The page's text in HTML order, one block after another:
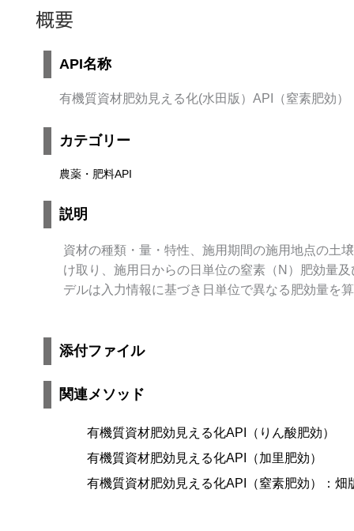
概要
API名称
有機質資材肥効見える化(水田版）API（窒素肥効）
カテゴリー
農薬・肥料API
説明
資材の種類・量・特性、施用期間の施用地点の土
け取り、施用日からの日単位の窒素（N）肥効量
デルは入力情報に基づき日単位で異なる肥効量を
添付ファイル
関連メソッド
有機質資材肥効見える化API（りん酸肥効）
有機質資材肥効見える化API（加里肥効）
有機質資材肥効見える化API（窒素肥効）：畑